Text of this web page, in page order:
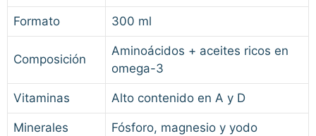
Formato 300 ml
Composición
Aminoácidos + aceites ricos en
omega-3
Vitaminas Alto contenido en A y D
Minerales Fósforo, magnesio y yodo